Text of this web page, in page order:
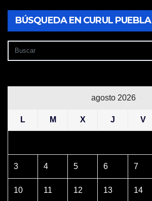
BÚSQUEDA EN CURUL PUEBLA
agosto 2026
L M X J V
3 4 5 6 7
10 11 12 13 14